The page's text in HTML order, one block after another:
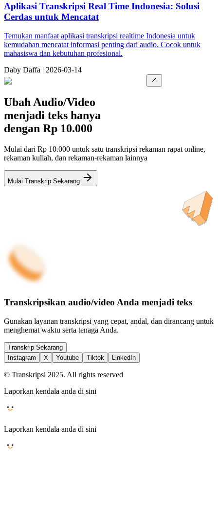
Aplikasi Transkripsi Real Time Indonesia: Solusi
Cerdas untuk Mencatat
Temukan manfaat aplikasi transkripsi realtime Indonesia untuk
kemudahan mencatat informasi penting dari audio. Cocok untuk
mahasiswa dan kebutuhan profesional.
Daby Daffa | 2026-03-14
Ubah Audio/Video
menjadi teks hanya
dengan Rp 10.000
Mulai dari Rp 10.000 untuk satu transkripsi rekaman rapat online,
rekaman kuliah, dan rekaman-rekaman lainnya
Mulai Transkrip Sekarang
Transkripsikan audio/video Anda menjadi teks
Gunakan layanan transkripsi yang cepat, andal, dan dirancang untuk
menghemat waktu serta tenaga Anda.
Transkrip Sekarang
Instagram
X Youtube Tiktok LinkedIn
© Transkripsi 2025. All rights reserved
Laporkan kendala anda di sini
Laporkan kendala anda di sini